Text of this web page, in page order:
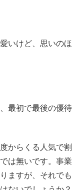
いけど、思いのほ
最初で最後の優待
からくる人気で割
は無いです。事業
ますが、それでも